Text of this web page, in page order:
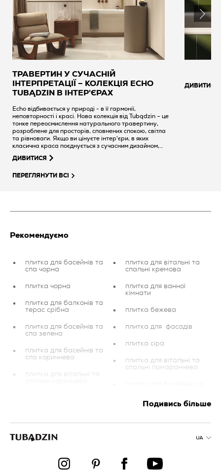
ТРАВЕРТИН У СУЧАСНІЙ
ІНТЕРПРЕТАЦІЇ – КОЛЕКЦІЯ ECHO
TUBĄDZIN В ІНТЕР'ЄРАХ
Echo відбивається у природі - в її гармонії,
неповторності і красі. Нова колекція від Tubądzin – це
тонке переосмислення натурального травертину,
розроблене для просторів, сповнених спокою, світла
та рівноваги. Якщо ви цінуєте інтер'єри, в яких
класична краса поєднується з сучасним дизайном,
потрібно.
ДИВИТИСЯ
ДИВИТИСЯ
ПЕРЕГЛЯНУТИ ВСІ
Рекомендуємо
плитка для басейнів та
спа чорна
плитка чорна
плитка для балконів та
терас срібна
плитка для басейнів та
спа зелена
плитка для басейнів та
спа коричнева
плитка для вітальні та
кімнати жовта
терас графітова
плитка для вітальні та
спальні кремова
плитка для ванної
кімнати
плитка бежева
плитка для фасадів
плитка сіра
плитка для вітальні та
спальні помаранчева
плитка для ванної
плитка для балконів та
Подивись більше
UA